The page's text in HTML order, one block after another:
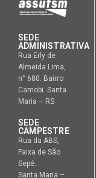
SEDE
ADMINISTRATIVA
Rua Erly de
Almeida Lima,
n° 680. Bairro
Camobi. Santa
Maria – RS
SEDE
CAMPESTRE
Rua da ABS,
Faixa de São
Sepé.
Santa Maria –